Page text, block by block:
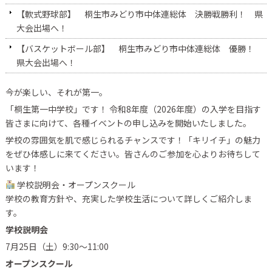
【軟式野球部】 桐生市みどり市中体連総体 決勝戦勝利！ 県
大会出場へ！
【バスケットボール部】 桐生市みどり市中体連総体 優勝！
県大会出場へ！
今が楽しい、それが第一。
「桐生第一中学校」です！ 令和8年度（2026年度）の入学を目指す
皆さまに向けて、各種イベントの申し込みを開始いたしました。
学校の雰囲気を肌で感じられるチャンスです！「キリイチ」の魅力
をぜひ体感しに来てください。皆さんのご参加を心よりお待ちして
います！
学校説明会・オープンスクール
学校の教育方針や、充実した学校生活について詳しくご紹介しま
す。
学校説明会
7月25日（土）9:30〜11:00
オープンスクール